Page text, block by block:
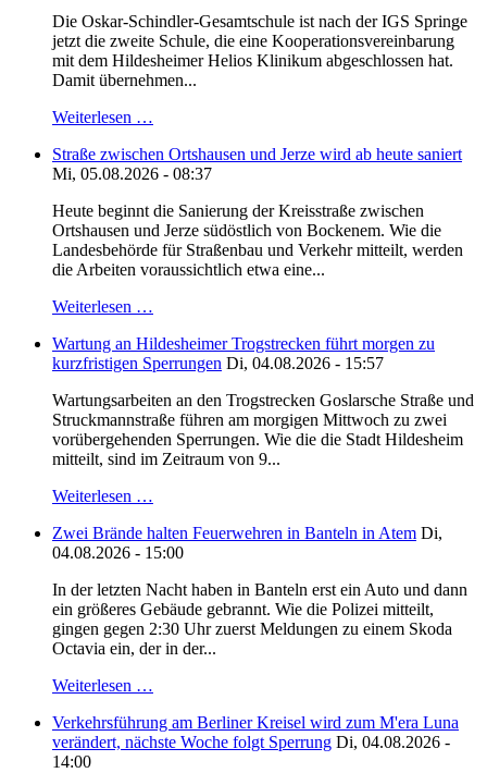
Die Oskar-Schindler-Gesamtschule ist nach der IGS Springe
jetzt die zweite Schule, die eine Kooperationsvereinbarung
mit dem Hildesheimer Helios Klinikum abgeschlossen hat.
Damit übernehmen...
Weiterlesen …
Straße zwischen Ortshausen und Jerze wird ab heute saniert
Mi, 05.08.2026 - 08:37
Heute beginnt die Sanierung der Kreisstraße zwischen
Ortshausen und Jerze südöstlich von Bockenem. Wie die
Landesbehörde für Straßenbau und Verkehr mitteilt, werden
die Arbeiten voraussichtlich etwa eine...
Weiterlesen …
Wartung an Hildesheimer Trogstrecken führt morgen zu
kurzfristigen Sperrungen Di, 04.08.2026 - 15:57
Wartungsarbeiten an den Trogstrecken Goslarsche Straße und
Struckmannstraße führen am morgigen Mittwoch zu zwei
vorübergehenden Sperrungen. Wie die die Stadt Hildesheim
mitteilt, sind im Zeitraum von 9...
Weiterlesen …
Zwei Brände halten Feuerwehren in Banteln in Atem Di,
04.08.2026 - 15:00
In der letzten Nacht haben in Banteln erst ein Auto und dann
ein größeres Gebäude gebrannt. Wie die Polizei mitteilt,
gingen gegen 2:30 Uhr zuerst Meldungen zu einem Skoda
Octavia ein, der in der...
Weiterlesen …
Verkehrsführung am Berliner Kreisel wird zum M'era Luna
verändert, nächste Woche folgt Sperrung Di, 04.08.2026 -
14:00